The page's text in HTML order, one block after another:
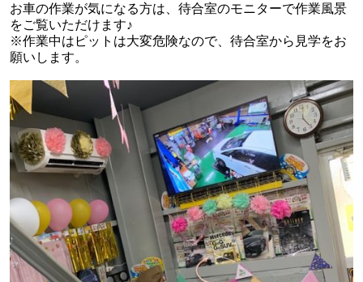
お車の作業が気になる方は、待合室のモニターで作業風景
をご覧いただけます♪
※作業中はピットは大変危険なので、待合室から見学をお
願いします。